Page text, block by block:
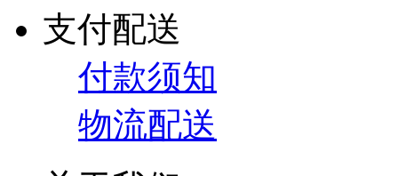
支付配送
付款须知
物流配送